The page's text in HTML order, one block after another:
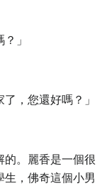
」
，您還好嗎？」
的。麗香是一個很
，佛奇這個小男